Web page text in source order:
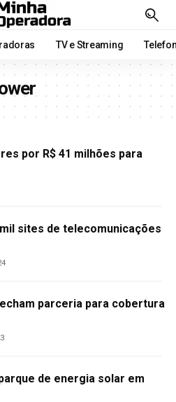
TV e Streaming
por R$ 41 milhões para
sites de telecomunicações
parceria para cobertura
de energia solar em